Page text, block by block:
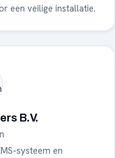
een veilige installatie.
B.V.
systeem en